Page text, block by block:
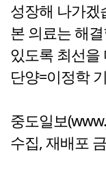
성장해 나가겠
본 의료는 해
있도록 최선을
단양=이정학
중도일보
수집, 재배포